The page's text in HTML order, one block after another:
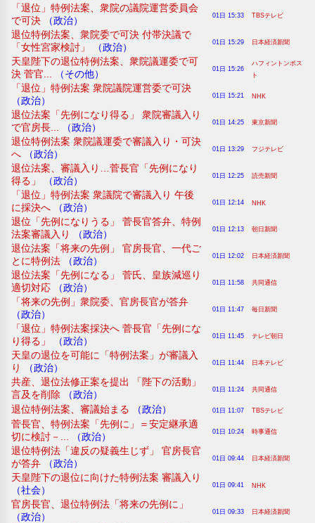
「退位」特例法案、衆院の議院運営委員会
で可決 （政治） 01日 15:33 TBSテレビ
退位特例法案、衆院委で可決 付帯決議で
「女性宮家検討」
（政治） 01日 15:29 日本経済新聞
天皇陛下の退位特例法案、衆院議運委で可
決 菅官...
（その他） 01日 15:26
ハフィントンポス
ト
「退位」特例法案 衆院議院運営委で可決
（政治）
01日 15:21 NHK
退位法案「先例になり得る」 衆院審議入り
で官房長...
（政治） 01日 14:25 東京新聞
退位特例法案 衆院議運委で審議入り・可決
へ （政治） 01日 13:29 フジテレビ
退位法案、審議入り…菅長官「先例になり
得る」
（政治） 01日 12:25 読売新聞
「退位」特例法案 衆議院で審議入り 午後
に採決へ （政治） 01日 12:14 NHK
退位「先例になりうる」 菅長官答弁、特例
法案審議入り
（政治） 01日 12:13 朝日新聞
退位法案「将来の先例」 官房長官、一代ご
とに特例法 （政治） 01日 12:02 日本経済新聞
退位法案「先例になる」 菅氏、皇族減巡り
適切対応 （政治） 01日 11:58 共同通信
「将来の先例」衆院委、官房長官が答弁
（政治）
01日 11:47 毎日新聞
「退位」特例法案採決へ 菅長官「先例にな
り得る」
（政治） 01日 11:45 テレビ朝日
天皇の退位を可能に「特例法案」が審議入
り
（政治） 01日 11:44 日本テレビ
共産、退位法修正案を提出 「陛下の活動」
言及を削除 （政治） 01日 11:24 共同通信
退位特例法案、審議始まる （政治） 01日 11:07 TBSテレビ
菅長官、特例法案「先例に」＝安定継承適
切に検討－...
（政治） 01日 10:24 時事通信
退位特例法「違反の疑義生じず」 官房長官
が答弁 （政治） 01日 09:44 日本経済新聞
天皇陛下の退位に向けた特例法案 審議入り
（社会）
01日 09:41 NHK
官房長官、退位特例法「将来の先例に」
（政治）
01日 09:33 日本経済新聞